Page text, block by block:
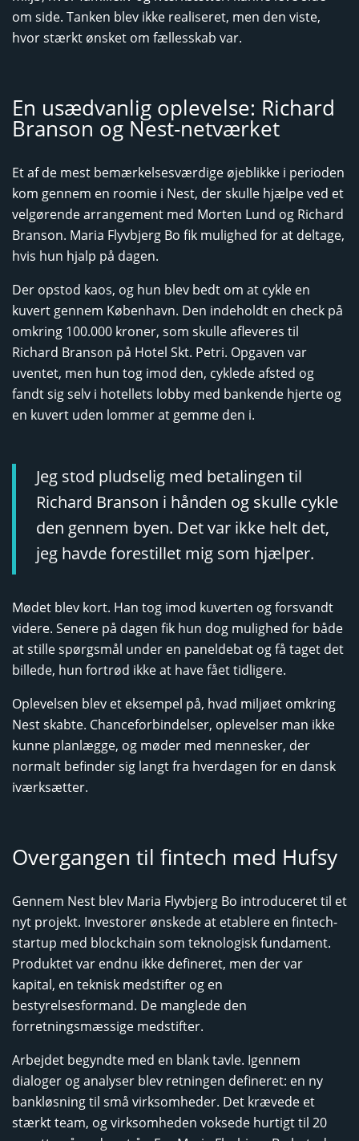
om side. Tanken blev ikke realiseret, men den viste,
hvor stærkt ønsket om fællesskab var.
En usædvanlig oplevelse: Richard
Branson og Nest-netværket
Et af de mest bemærkelsesværdige øjeblikke i perioden
kom gennem en roomie i Nest, der skulle hjælpe ved et
velgørende arrangement med Morten Lund og Richard
Branson. Maria Flyvbjerg Bo fik mulighed for at deltage,
hvis hun hjalp på dagen.
Der opstod kaos, og hun blev bedt om at cykle en
kuvert gennem København. Den indeholdt en check på
omkring 100.000 kroner, som skulle afleveres til
Richard Branson på Hotel Skt. Petri. Opgaven var
uventet, men hun tog imod den, cyklede afsted og
fandt sig selv i hotellets lobby med bankende hjerte og
en kuvert uden lommer at gemme den i.
Jeg stod pludselig med betalingen til
Richard Branson i hånden og skulle cykle
den gennem byen. Det var ikke helt det,
jeg havde forestillet mig som hjælper.
Mødet blev kort. Han tog imod kuverten og forsvandt
videre. Senere på dagen fik hun dog mulighed for både
at stille spørgsmål under en paneldebat og få taget det
billede, hun fortrød ikke at have fået tidligere.
Oplevelsen blev et eksempel på, hvad miljøet omkring
Nest skabte. Chanceforbindelser, oplevelser man ikke
kunne planlægge, og møder med mennesker, der
normalt befinder sig langt fra hverdagen for en dansk
iværksætter.
Overgangen til fintech med Hufsy
Gennem Nest blev Maria Flyvbjerg Bo introduceret til et
nyt projekt. Investorer ønskede at etablere en fintech-
startup med blockchain som teknologisk fundament.
Produktet var endnu ikke defineret, men der var
kapital, en teknisk medstifter og en
bestyrelsesformand. De manglede den
forretningsmæssige medstifter.
Arbejdet begyndte med en blank tavle. Igennem
dialoger og analyser blev retningen defineret: en ny
bankløsning til små virksomheder. Det krævede et
stærkt team, og virksomheden voksede hurtigt til 20